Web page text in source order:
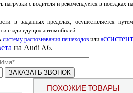
нагрузки с водителя и рекомендуется в поездках на
в заданных пределах, осуществляется путем
и сзади едущих автомобилей.
систему распознавания пешеходовили ассистент
на Audi A6.
ПОХОЖИЕ ТОВАРЫ